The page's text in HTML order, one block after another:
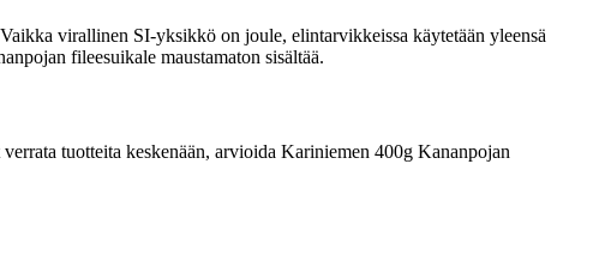
virallinen SI-yksikkö on joule, elintarvikkeissa käytetään yleensä
fileesuikale maustamaton sisältää.
tuotteita keskenään, arvioida Kariniemen 400g Kananpojan